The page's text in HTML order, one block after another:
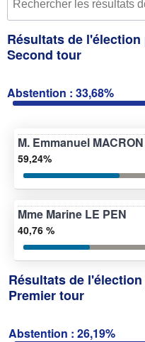
Résultats de
Second tour
Abstention : 33,68%
M. Emmanuel MACRON
59,24%
Mme Marine LE PEN
40,76 %
Résultats de
Premier tour
Abstention : 26,19%